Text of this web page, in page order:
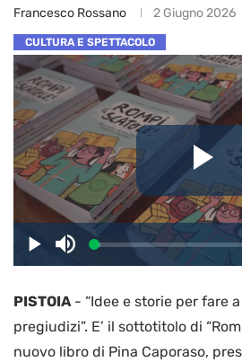
Francesco Rossano 2 Giugno 2026
CULTURA E SPETTACOLO
il
PlayDisattiva
l’audio
Caricato:
3.70%
PISTOIA- “Idee e storie per fare
pregiudizi”. E’ il sottotitolo di
nuovo libro di Pina Caporaso,